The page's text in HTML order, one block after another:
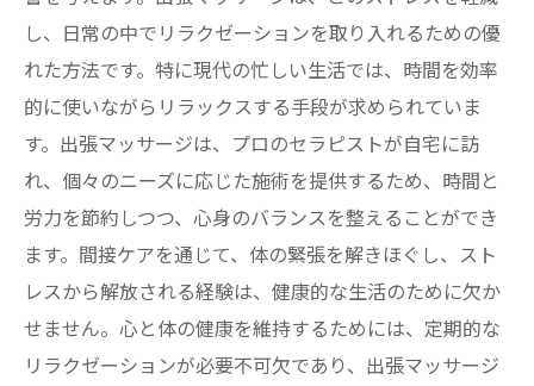
し、日常の中でリラクゼーションを取り入れるための優
れた方法です。特に現代の忙しい生活では、時間を効率
的に使いながらリラックスする手段が求められていま
す。出張マッサージは、プロのセラピストが自宅に訪
れ、個々のニーズに応じた施術を提供するため、時間と
労力を節約しつつ、心身のバランスを整えることができ
ます。間接ケアを通じて、体の緊張を解きほぐし、スト
レスから解放される経験は、健康的な生活のために欠か
せません。心と体の健康を維持するためには、定期的な
リラクゼーションが必要不可欠であり、出張マッサージ